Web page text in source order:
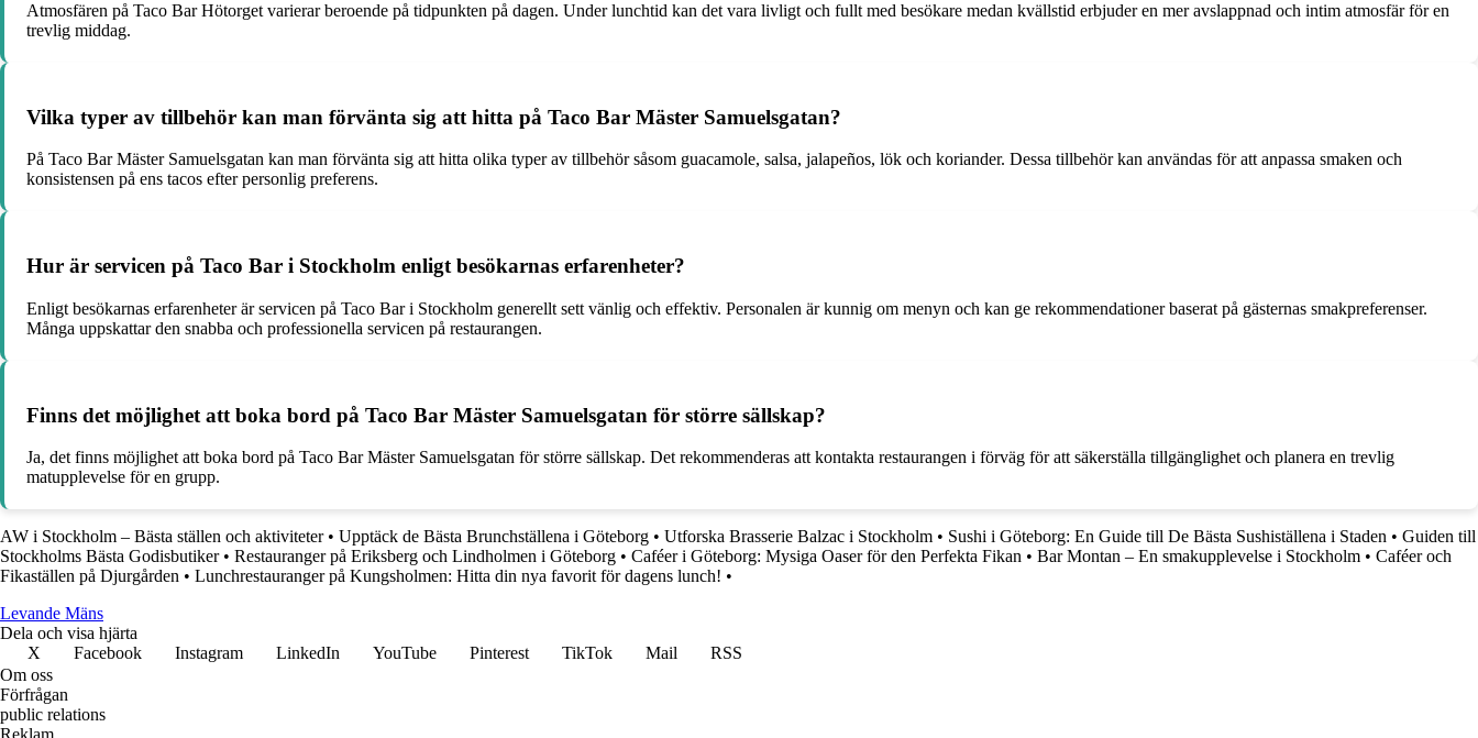
Atmosfären på Taco Bar Hötorget varierar beroende på tidpunkten på dagen. Under lunchtid kan det vara livligt och fullt med besökare medan kvällstid erbjuder en mer avslappnad och intim atmosfär för en
trevlig middag.
Vilka typer av tillbehör kan man förvänta sig att hitta på Taco Bar Mäster Samuelsgatan?
På Taco Bar Mäster Samuelsgatan kan man förvänta sig att hitta olika typer av tillbehör såsom guacamole, salsa, jalapeños, lök och koriander. Dessa tillbehör kan användas för att anpassa smaken och
konsistensen på ens tacos efter personlig preferens.
Hur är servicen på Taco Bar i Stockholm enligt besökarnas erfarenheter?
Enligt besökarnas erfarenheter är servicen på Taco Bar i Stockholm generellt sett vänlig och effektiv. Personalen är kunnig om menyn och kan ge rekommendationer baserat på gästernas smakpreferenser.
Många uppskattar den snabba och professionella servicen på restaurangen.
Finns det möjlighet att boka bord på Taco Bar Mäster Samuelsgatan för större sällskap?
Ja, det finns möjlighet att boka bord på Taco Bar Mäster Samuelsgatan för större sällskap. Det rekommenderas att kontakta restaurangen i förväg för att säkerställa tillgänglighet och planera en trevlig
matupplevelse för en grupp.
AW i Stockholm – Bästa ställen och aktiviteter• Upptäck de Bästa Brunchställena i Göteborg • Utforska Brasserie Balzac i Stockholm • Sushi i Göteborg: En Guide till De Bästa Sushiställena i Staden • Guiden till
Stockholms Bästa Godisbutiker• Restauranger på Eriksberg och Lindholmen i Göteborg • Caféer i Göteborg: Mysiga Oaser för den Perfekta Fikan • Bar Montan – En smakupplevelse i Stockholm • Caféer och
Fikaställen på Djurgården • Lunchrestauranger på Kungsholmen: Hitta din nya favorit för dagens lunch! •
Levande Mäns
Dela och visa hjärta
X
Facebook Instagram LinkedIn YouTube Pinterest TikTok Mail
RSS
Om oss
Förfrågan
public relations